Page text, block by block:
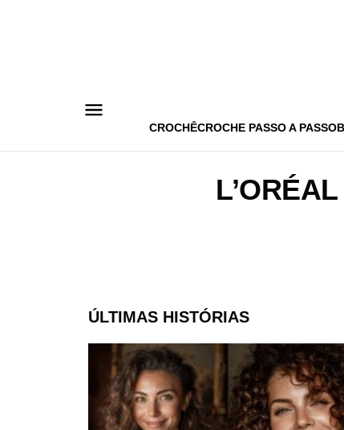
CROCHÊCROCHE PASSO A PASSO
ÚLTIMAS HISTÓRIAS